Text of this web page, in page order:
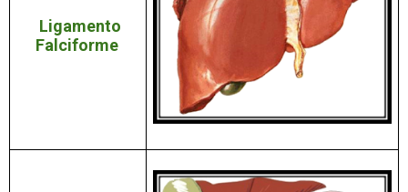
Ligamento
Falciforme